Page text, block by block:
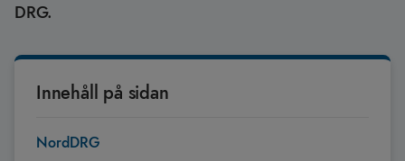
DRG.
Innehåll på sidan
NordDRG